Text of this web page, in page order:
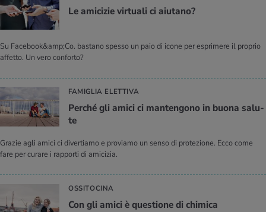
Le ami­ci­zie vir­tua­li ci aiu­ta­no?
Su Facebook&amp;Co. bastano spesso un paio di icone per esprimere il proprio
affetto. Un vero conforto?
FAMIGLIA ELETTIVA
Per­ché gli amici ci man­ten­go­no in buona sa­lu­
te
Grazie agli amici ci divertiamo e proviamo un senso di protezione. Ecco come
fare per curare i rapporti di amicizia.
OSSITOCINA
Con gli amici è que­stio­ne di chi­mi­ca